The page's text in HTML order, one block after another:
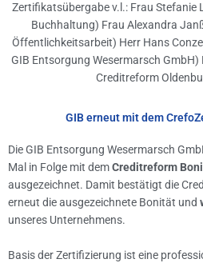
Zertifikatsübergabe v.l.: Frau Stefanie
Buchhaltung) Frau Alexandra
Öffentlichkeitsarbeit) Herr Hans
GIB Entsorgung Wesermarsch
Creditreform
GIB erneut mit dem
Die GIB Entsorgung Wesermarsch
Mal in Folge mit demCreditreform
ausgezeichnet. Damit bestätigt die
erneut die ausgezeichnete Bonität und
unseres Unternehmens.
Basis der Zertifizierung ist eine